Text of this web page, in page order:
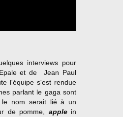
interviews pour
et de Jean Paul
l'équipe s'est rendue
parlant le gaga sont
le nom serait lié à un
de pomme, applein